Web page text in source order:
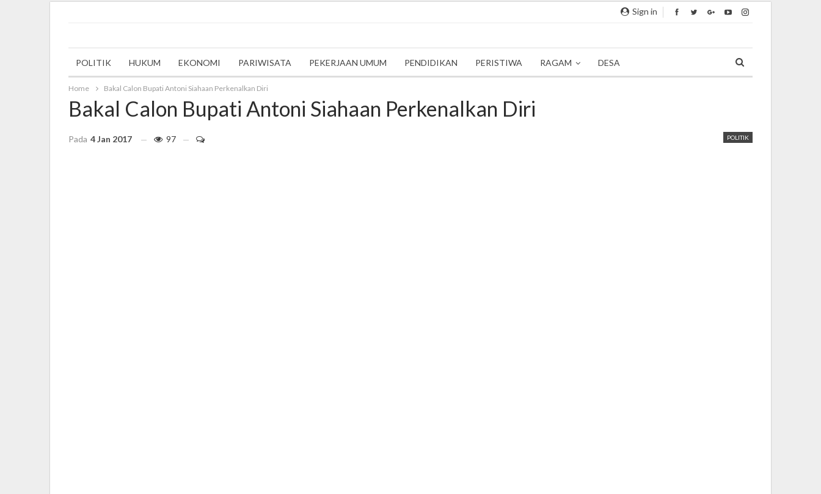
Sign in
POLITIK HUKUM EKONOMI PARIWISATA PEKERJAAN UMUM PENDIDIKAN PERISTIWA RAGAM DESA
Home Bakal Calon Bupati Antoni Siahaan Perkenalkan Diri
Bakal Calon Bupati Antoni Siahaan Perkenalkan Diri
POLITIK
Pada 4 Jan 2017 97